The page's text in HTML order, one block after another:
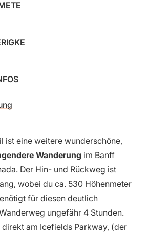
ist eine weitere wunderschöne,
Wanderung im Banff
Der Hin- und Rückweg ist
wobei du ca. 530 Höhenmeter
für diesen deutlich
ungefähr 4 Stunden.
direkt am Icefields Parkway, (der